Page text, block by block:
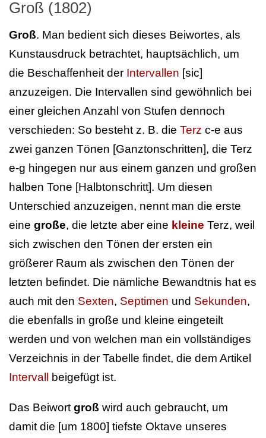
Groß (1802)
Groß. Man bedient sich dieses Beiwortes, als
Kunstausdruck betrachtet, hauptsächlich, um
die Beschaffenheit der Intervallen [sic]
anzuzeigen. Die Intervallen sind gewöhnlich bei
einer gleichen Anzahl von Stufen dennoch
verschieden: So besteht z. B. die Terz c-e aus
zwei ganzen Tönen [Ganztonschritten], die Terz
e-g hingegen nur aus einem ganzen und großen
halben Tone [Halbtonschritt]. Um diesen
Unterschied anzuzeigen, nennt man die erste
eine große, die letzte aber eine kleine Terz, weil
sich zwischen den Tönen der ersten ein
größerer Raum als zwischen den Tönen der
letzten befindet. Die nämliche Bewandtnis hat es
auch mit den Sexten, Septimen und Sekunden,
die ebenfalls in große und kleine eingeteilt
werden und von welchen man ein vollständiges
Verzeichnis in der Tabelle findet, die dem Artikel
Intervall beigefügt ist.
Das Beiwort groß wird auch gebraucht, um
damit die [um 1800] tiefste Oktave unseres